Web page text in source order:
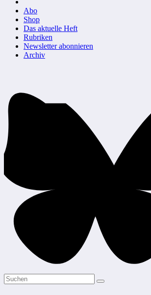
Abo
Shop
Das aktuelle Heft
Rubriken
Newsletter abonnieren
Archiv